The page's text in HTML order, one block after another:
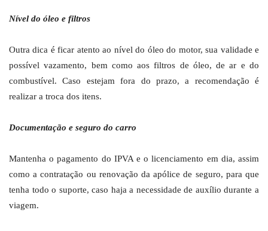
Nível do óleo e filtros
Outra dica é ficar atento ao nível do óleo do motor, sua validade e
possível vazamento, bem como aos filtros de óleo, de ar e do
combustível. Caso estejam fora do prazo, a recomendação é
realizar a troca dos itens.
Documentação e seguro do carro
Mantenha o pagamento do IPVA e o licenciamento em dia, assim
como a contratação ou renovação da apólice de seguro, para que
tenha todo o suporte, caso haja a necessidade de auxílio durante a
viagem.